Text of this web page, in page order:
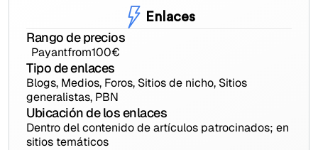
Enlaces
Rango de precios
Payantfrom100€
Tipo de enlaces
Blogs, Medios, Foros, Sitios de nicho, Sitios
generalistas, PBN
Ubicación de los enlaces
Dentro del contenido de artículos patrocinados; en
sitios temáticos